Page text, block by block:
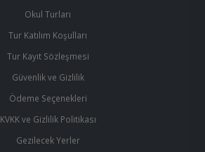
Okul Turları
Tur Katılım Koşulları
Tur Kayıt Sözleşmesi
Güvenlik ve Gizlilik
Ödeme Seçenekleri
KVKK ve Gizlilik Politikası
Gezilecek Yerler